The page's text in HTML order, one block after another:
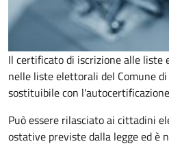
Il certificato di iscrizione alle
nelle liste elettorali del Comune
sostituibile con
Può essere rilasciato ai cittadini
ostative previste dalla legge ed è